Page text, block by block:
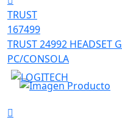
TRUST
167499
TRUST 24992 HEADSET
PC/CONSOLA